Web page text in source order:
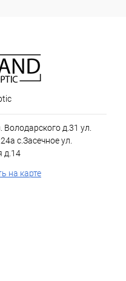
Володарского д.31 ул.
с.Засечное ул.
д.14
на карте